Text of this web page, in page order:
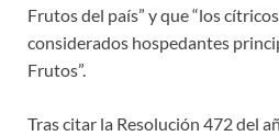
Frutos del país” y que “los
considerados hospedantes
Frutos”.
Tras citar la Resolución 472 del